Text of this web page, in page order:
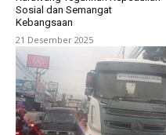
Sosial dan Semangat
Kebangsaan
21 Desember 2025